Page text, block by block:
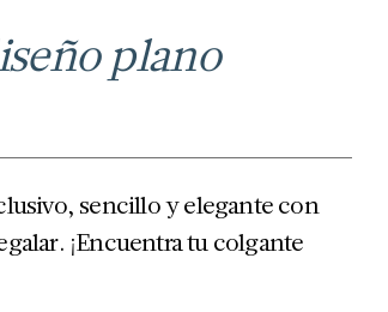
plano
sencillo y elegante con
¡Encuentra tu colgante